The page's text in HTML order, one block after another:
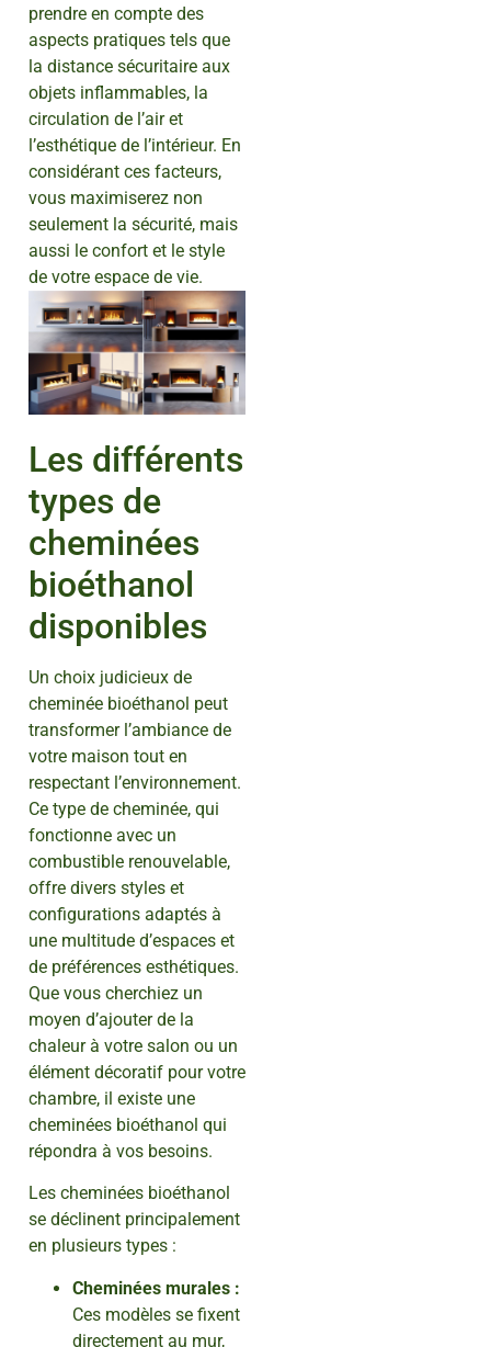
prendre en compte des
aspects pratiques tels que
la distance sécuritaire aux
objets inflammables, la
circulation de l’air et
l’esthétique de l’intérieur. En
considérant ces facteurs,
vous maximiserez non
seulement la sécurité, mais
aussi le confort et le style
de votre espace de vie.
Les différents
types de
cheminées
bioéthanol
disponibles
Un choix judicieux de
cheminée bioéthanol peut
transformer l’ambiance de
votre maison tout en
respectant l’environnement.
Ce type de cheminée, qui
fonctionne avec un
combustible renouvelable,
offre divers styles et
configurations adaptés à
une multitude d’espaces et
de préférences esthétiques.
Que vous cherchiez un
moyen d’ajouter de la
chaleur à votre salon ou un
élément décoratif pour votre
chambre, il existe une
cheminées bioéthanol qui
répondra à vos besoins.
Les cheminées bioéthanol
se déclinent principalement
en plusieurs types :
Cheminées murales :
Ces modèles se fixent
directement au mur,